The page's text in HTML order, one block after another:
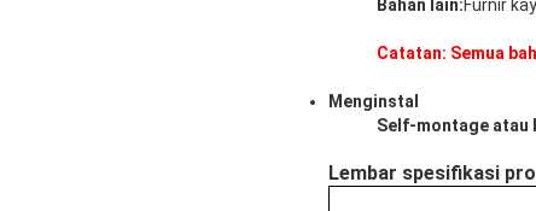
Bahan lain:Furnir
Catatan: Semua
Menginstal
Self-montage atau
Lembar spesifikasi